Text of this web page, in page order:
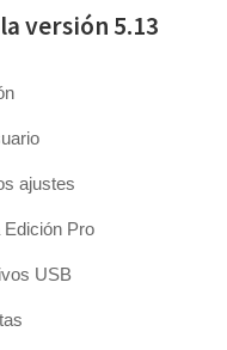
versión 5.13
ajustes
Edición Pro
USB